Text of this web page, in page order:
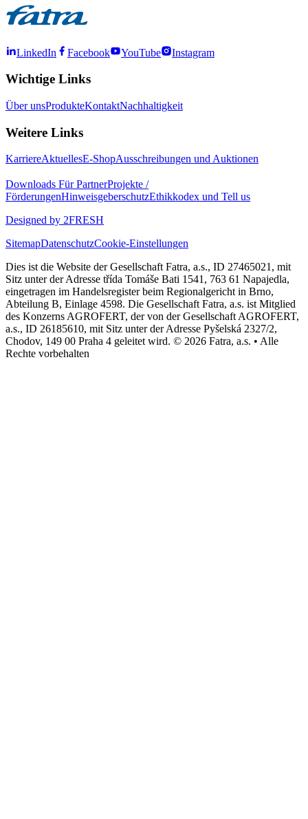
LinkedIn Facebook YouTube Instagram
Wichtige Links
Über unsProdukteKontaktNachhaltigkeit
Weitere Links
KarriereAktuellesE-ShopAusschreibungen und Auktionen
Downloads Für PartnerProjekte /
FörderungenHinweisgeberschutzEthikkodex und Tell us
Designed by 2FRESH
SitemapDatenschutzCookie-Einstellungen
Dies ist die Website der Gesellschaft Fatra, a.s., ID 27465021, mit
Sitz unter der Adresse třída Tomáše Bati 1541, 763 61 Napajedla,
eingetragen im Handelsregister beim Regionalgericht in Brno,
Abteilung B, Einlage 4598. Die Gesellschaft Fatra, a.s. ist Mitglied
des Konzerns AGROFERT, der von der Gesellschaft AGROFERT,
a.s., ID 26185610, mit Sitz unter der Adresse Pyšelská 2327/2,
Chodov, 149 00 Praha 4 geleitet wird. © 2026 Fatra, a.s. • Alle
Rechte vorbehalten